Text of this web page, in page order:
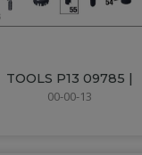
TOOLS P13 09785 |
00-00-13